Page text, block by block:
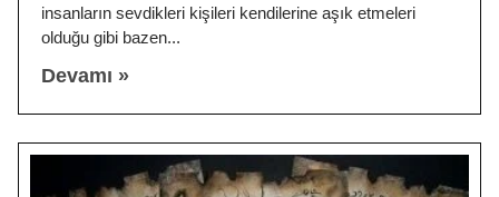
insanların sevdikleri kişileri kendilerine aşık etmeleri
olduğu gibi bazen
Devamı »